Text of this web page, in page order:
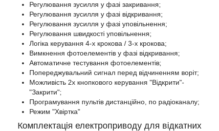
Регулювання зусилля у фазі закривання;
Регулювання зусилля у фазі відкривання;
Регулювання зусилля у фазі уповільнення;
Регулювання швидкості уповільнення;
Логіка керування 4-х крокова / 3-х крокова;
Вимкнення фотоелементів у фазі відкривання;
Автоматичне тестування фотоелементів;
Попереджувальний сигнал перед відчиненням воріт;
Можливість 2х кнопкового керування "Відкрити"-
"Закрити";
Програмування пультів дистанційно, по радіоканалу;
Режим "Хвіртка"
Комплектація електроприводу для відкатних